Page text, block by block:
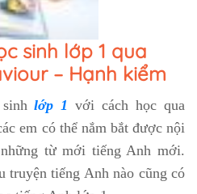
sinh lớp 1 qua
– Hạnh kiểm
sinhlớp 1 với cách học qua
em có thể nắm bắt được nội
từ mới tiếng Anh mới.
truyện tiếng Anh nào cũng có